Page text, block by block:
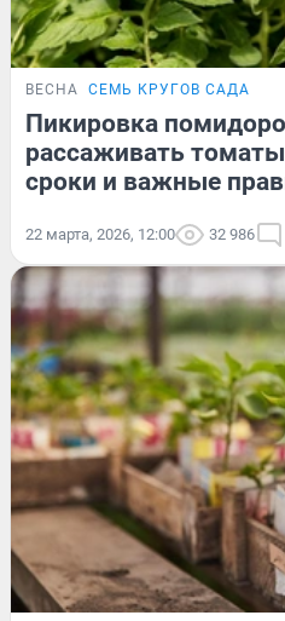
ВЕСНА СЕМЬ КРУГОВ САДА
Пикировка
рассаживать
сроки и важные
22 марта, 2026, 12:00 32 986